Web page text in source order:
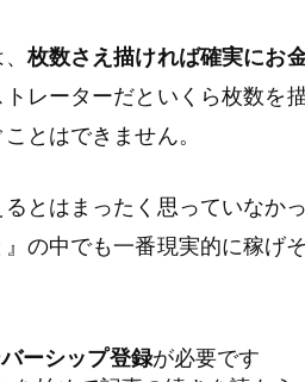
、枚数さえ描ければ確実にお
レーターだといくら枚数を
とはできません。
とはまったく思っていなか
の中でも一番現実的に稼げ
ーシップ登録が必要です